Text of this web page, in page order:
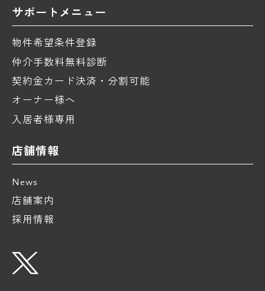
サポートメニュー
物件希望条件登録
仲介手数料無料診断
契約金カード決済・分割可能
オーナー様へ
入居者様専用
店舗情報
News
店舗案内
採用情報